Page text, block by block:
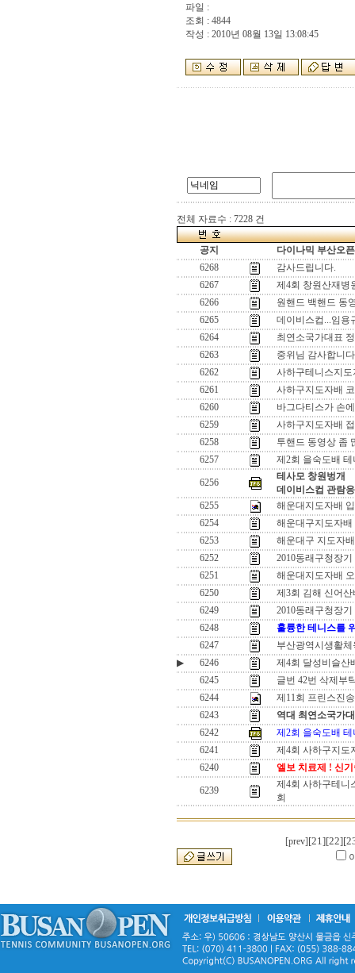
파일 :
조회 : 4844
작성 : 2010년 08월 13일 13:08:45
전체 자료수 : 7228 건
공지
다이나믹 부산오
6268
감사드립니다.
6267
제4회 창원산재병
6266
원핸드 백핸드 동
6265
데이비스컵...임용
6264
최연소국가대표
6263
중위님 감사합니
6262
사하구테니스지
6261
사하구지도자배
6260
바그다티스가 손
6259
사하구지도자배
6258
투핸드 동영상 좀
6257
제2회 을숙도배
6256
테사모 창원벙개
데이비스컵 관람
6255
해운대지도자배
6254
해운대구지도자배
6253
해운대구 지도자
6252
2010동래구청장
6251
해운대지도자배
6250
제3회 김해 신어
6249
2010동래구청장
6248
훌륭한 테니스를
6247
부산광역시생활
▶
6246
제4회 달성비슬산
6245
글번 42번 삭제부
6244
제11회 프린스진
6243
역대 최연소국가
6242
제2회 을숙도배
6241
제4회 사하구지도
6240
엘보 치료제 ! 신
6239
제4회 사하구테니
회
[prev] [21][22]